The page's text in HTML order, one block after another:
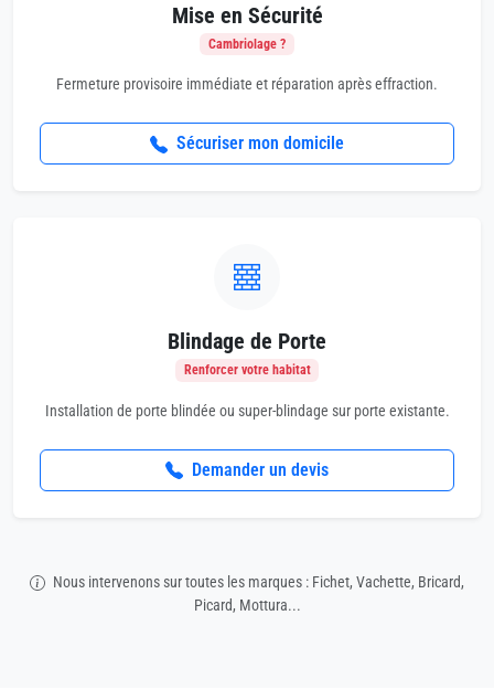
Mise en Sécurité
Cambriolage ?
Fermeture provisoire immédiate et réparation après effraction.
Sécuriser mon domicile
Blindage de Porte
Renforcer votre habitat
Installation de porte blindée ou super-blindage sur porte existante.
Demander un devis
Nous intervenons sur toutes les marques : Fichet, Vachette, Bricard,
Picard, Mottura...